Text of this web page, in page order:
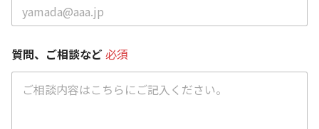
須
求
質問、ご相談など必須